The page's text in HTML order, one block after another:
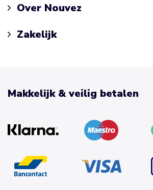
Over Nouvez
Zakelijk
Makkelijk & veilig betalen